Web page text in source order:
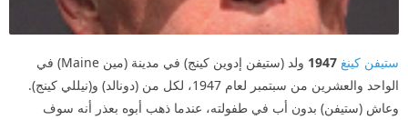
ستيفن كينغ 1947
ولد (ستيفن إدوين كينج) في مدينة (مين Maine) في
الواحد والعشرين من سبتمبر لعام 1947، لكل من (دونالد) و(نيللي كينج).
وعاش (ستيفن) بدون أب في طفولته، عندما ذهب أبوه بعذر أنه سوف